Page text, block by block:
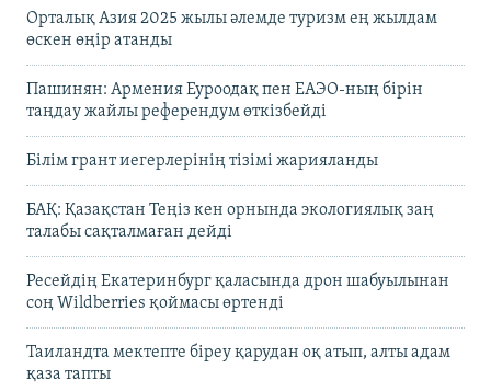
Орталық Азия 2025 жылы әлемде туризм ең жылдам
өскен өңір атанды
Пашинян: Армения Еуроодақ пен ЕАЭО-ның бірін
таңдау жайлы референдум өткізбейді
Білім грант иегерлерінің тізімі жарияланды
БАҚ: Қазақстан Теңіз кен орнында экологиялық заң
талабы сақталмаған дейді
Ресейдің Екатеринбург қаласында дрон шабуылынан
соң Wildberries қоймасы өртенді
Таиландта мектепте біреу қарудан оқ атып, алты адам
қаза тапты